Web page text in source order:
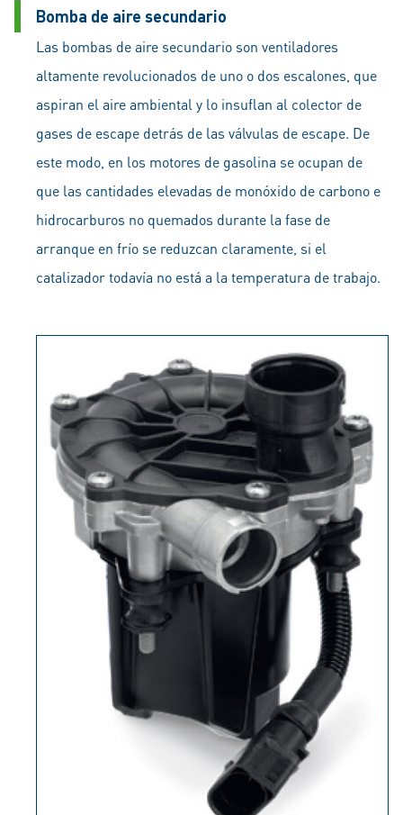
Bomba de aire secundario
Las bombas de aire secundario son ventiladores
altamente revolucionados de uno o dos escalones, que
aspiran el aire ambiental y lo insuflan al colector de
gases de escape detrás de las válvulas de escape. De
este modo, en los motores de gasolina se ocupan de
que las cantidades elevadas de monóxido de carbono e
hidrocarburos no quemados durante la fase de
arranque en frío se reduzcan claramente, si el
catalizador todavía no está a la temperatura de trabajo.